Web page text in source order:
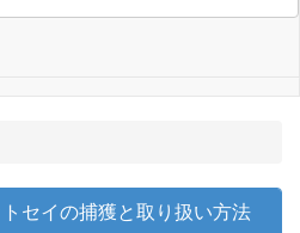
セイの捕獲と取り扱い方法